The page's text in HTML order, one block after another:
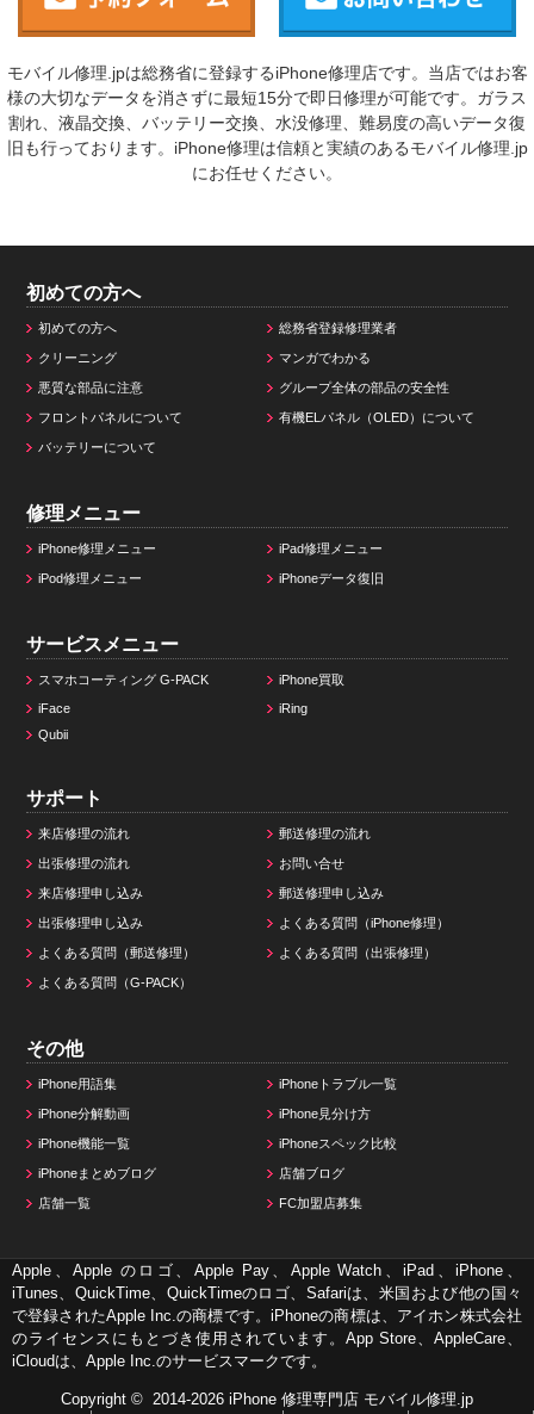
モバイル修理.jpは総務省に登録するiPhone修理店です。当店ではお客
様の大切なデータを消さずに最短15分で即日修理が可能です。ガラス
割れ、液晶交換、バッテリー交換、水没修理、難易度の高いデータ復
旧も行っております。iPhone修理は信頼と実績のあるモバイル修理.jp
にお任せください。
初めての方へ
初めての方へ 総務省登録修理業者
クリーニング マンガでわかる
悪質な部品に注意 グループ全体の部品の安全性
フロントパネルについて 有機ELパネル（OLED）について
バッテリーについて
修理メニュー
iPhone修理メニュー iPad修理メニュー
iPod修理メニュー iPhoneデータ復旧
サービスメニュー
スマホコーティング G-PACK
iPhone買取
iFace
iRing
Qubii
サポート
来店修理の流れ 郵送修理の流れ
出張修理の流れ お問い合せ
来店修理申し込み 郵送修理申し込み
出張修理申し込み よくある質問（iPhone修理）
よくある質問（郵送修理） よくある質問（出張修理）
よくある質問（G-PACK）
その他
iPhone用語集 iPhoneトラブル一覧
iPhone分解動画 iPhone見分け方
iPhone機能一覧 iPhoneスペック比較
iPhoneまとめブログ 店舗ブログ
店舗一覧 FC加盟店募集
Apple、Apple のロゴ、Apple Pay、Apple Watch、iPad、iPhone、
iTunes、QuickTime、QuickTimeのロゴ、Safariは、米国および他の国々
で登録されたApple Inc.の商標です。iPhoneの商標は、アイホン株式会社
のライセンスにもとづき使用されています。App Store、AppleCare、
iCloudは、Apple Inc.のサービスマークです。
Copyright © 2014-2026 iPhone 修理専門店 モバイル修理.jp